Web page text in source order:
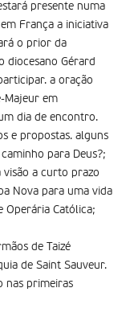
presente numa
França a iniciativa
o prior da
diocesano Gérard
a oração
Majeur em
dia de encontro.
e propostas. alguns
para Deus?;
visão a curto prazo
Nova para uma vida
Operária Católica;
de Taizé
de Saint Sauveur.
nas primeiras